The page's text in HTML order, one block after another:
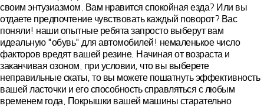
своим энтузиазмом. Вам нравится спокойная езда? Или вы
отдаете предпочтение чувствовать каждый поворот? Вас
поняли! наши опытные ребята запросто выберут вам
идеальную "обувь" для автомобилей! немаленькое число
факторов вредят вашей резине. Начиная от возраста и
заканчивая озоном. при условии, что вы выберете
неправильные скаты, то вы можете пошатнуть эффективность
вашей ласточки и его способность справляться с любым
временем года. Покрышки вашей машины старательно